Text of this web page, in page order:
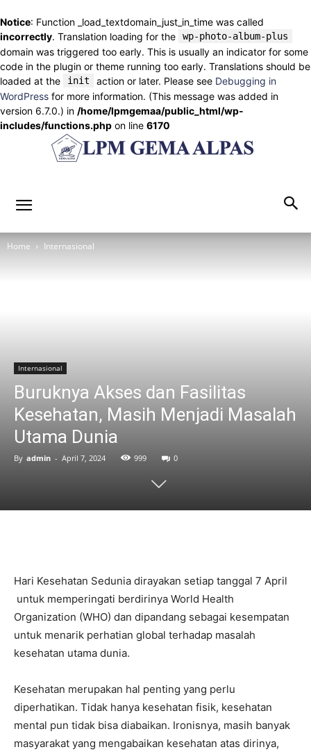
Notice: Function _load_textdomain_just_in_time was called
incorrectly. Translation loading for the wp-photo-album-plus
domain was triggered too early. This is usually an indicator for some
code in the plugin or theme running too early. Translations should be
loaded at the
init action or later. Please see Debugging in
WordPress for more information. (This message was added in
version 6.7.0.) in /home/lpmgemaa/public_html/wp-
includes/functions.php on line 6170
Home Internasional
Internasional
Buruknya Akses dan Fasilitas
Kesehatan, Masih Menjadi Masalah
Utama Dunia
By admin - April 7, 2024 999 0
Hari Kesehatan Sedunia dirayakan setiap tanggal 7 April
untuk memperingati berdirinya World Health
Organization (WHO) dan dipandang sebagai kesempatan
untuk menarik perhatian global terhadap masalah
kesehatan utama dunia.
Kesehatan merupakan hal penting yang perlu
diperhatikan. Tidak hanya kesehatan fisik, kesehatan
mental pun tidak bisa diabaikan. Ironisnya, masih banyak
masyarakat yang mengabaikan kesehatan atas dirinya,